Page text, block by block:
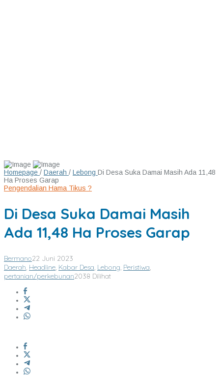
Homepage / Daerah / Lebong Di Desa Suka Damai Masih Ada 11,48
Ha Proses Garap
Pengendalian Hama Tikus ?
Di Desa Suka Damai Masih
Ada 11,48 Ha Proses Garap
Bermano22 Juni 2023
Daerah, Headline, Kabar Desa, Lebong, Peristiwa,
pertanian/perkebunan2038 Dilihat